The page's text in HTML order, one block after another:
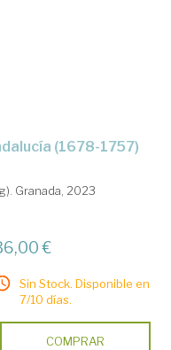
(1678-1757)
Granada, 2023
€
Sin Stock. Disponible en
7/10 días.
COMPRAR